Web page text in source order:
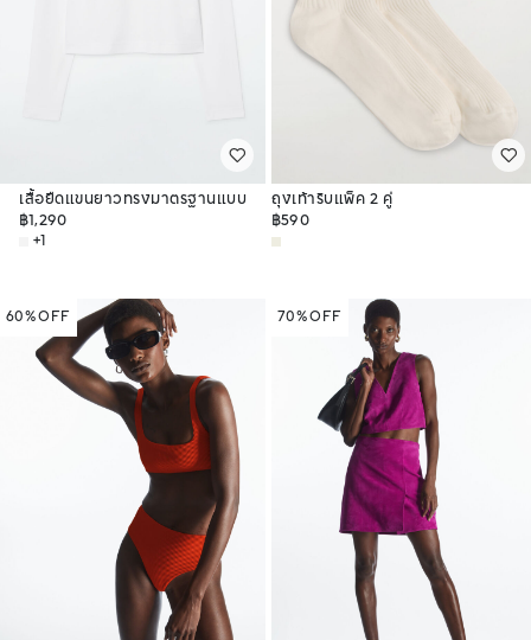
เสื้อยืดแขนยาวทรงมาตรฐานแบบ
เรียบ
฿1,290
+1
ถุงเท้าริบแพ็ค 2 คู่
฿590
60% OFF 70% OFF